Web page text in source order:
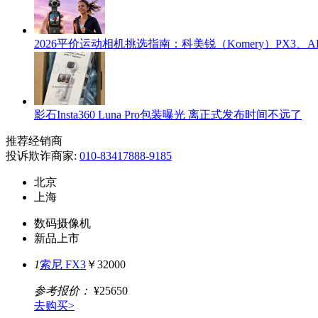
2026平价运动相机挑选指南：科美锐（Komery）PX3、
影石Insta360 Luna Pro包装曝光 离正式发布时间不远了
推荐经销商
投诉欺诈商家: 010-83417888-9185
北京
上海
数码摄像机
新品上市
1索尼 FX3 ￥32000
参考报价： ¥25650
去购买>